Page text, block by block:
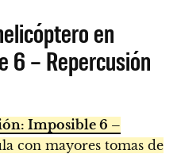
en
6 – Repercusión
Imposible 6 –
con mayores tomas de